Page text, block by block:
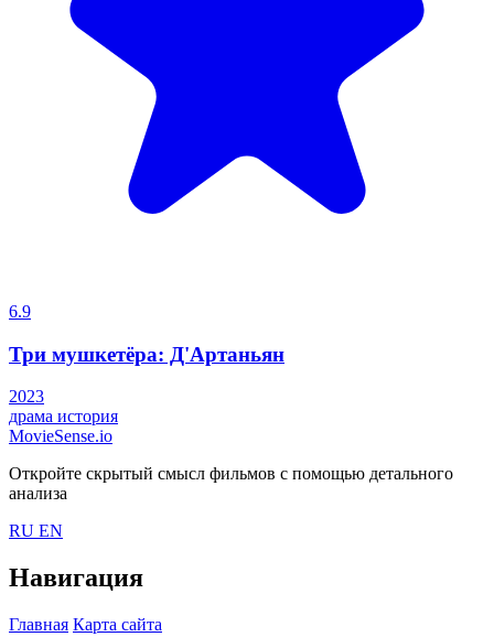
6.9
Три мушкетёра: Д'Артаньян
2023
драма история
MovieSense.io
Откройте скрытый смысл фильмов с помощью детального
анализа
RU EN
Навигация
Главная Карта сайта